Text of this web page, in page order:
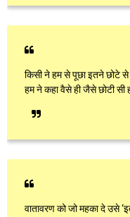
किसी ने हम से पूछा इतने छोटे
हम ने कहा वैसे ही जैसे छोटी सी
वातावरण को जो महका दे उसे